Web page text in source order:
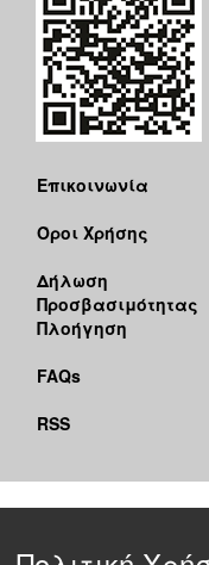
Επικοινωνία
Όροι Χρήσης
Δήλωση
Προσβασιμότητας
Πλοήγηση
FAQs
RSS